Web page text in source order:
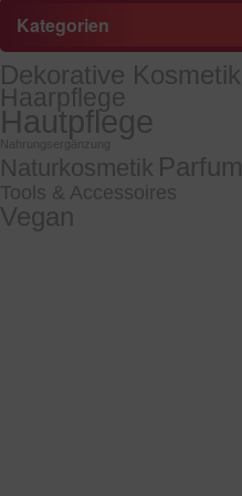
Kategorien
Dekorative Kosmetik
Haarpflege
Hautpflege
Nahrungsergänzung
Naturkosmetik Parfum
Tools & Accessoires
Vegan